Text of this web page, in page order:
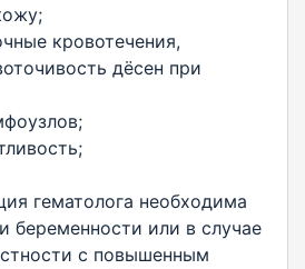
кровотечения,
дёсен при
гематолога необходима
беременности или в случае
с повышенным